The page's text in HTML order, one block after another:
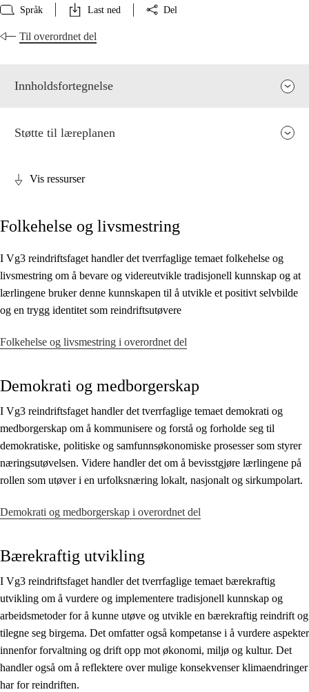
Språk Last ned Del
Til overordnet del
Innholdsfortegnelse
Kjerneelementer
Tverrfaglige temaer
Grunnleggende ferdigheter
Støtte til læreplanen
Vis ressurser
Folkehelse og livsmestring
I Vg3 reindriftsfaget handler det tverrfaglige temaet folkehelse og
livsmestring om å bevare og videreutvikle tradisjonell kunnskap og at
lærlingene bruker denne kunnskapen til å utvikle et positivt selvbilde
og en trygg identitet som reindriftsutøvere
Folkehelse og livsmestring i overordnet del
Demokrati og medborgerskap
I Vg3 reindriftsfaget handler det tverrfaglige temaet demokrati og
medborgerskap om å kommunisere og forstå og forholde seg til
demokratiske, politiske og samfunnsøkonomiske prosesser som styrer
næringsutøvelsen. Videre handler det om å bevisstgjøre lærlingene på
rollen som utøver i en urfolksnæring lokalt, nasjonalt og sirkumpolart.
Demokrati og medborgerskap i overordnet del
Bærekraftig utvikling
I Vg3 reindriftsfaget handler det tverrfaglige temaet bærekraftig
utvikling om å vurdere og implementere tradisjonell kunnskap og
arbeidsmetoder for å kunne utøve og utvikle en bærekraftig reindrift og
tilegne seg birgema. Det omfatter også kompetanse i å vurdere aspekter
innenfor forvaltning og drift opp mot økonomi, miljø og kultur. Det
handler også om å reflektere over mulige konsekvenser klimaendringer
har for reindriften.